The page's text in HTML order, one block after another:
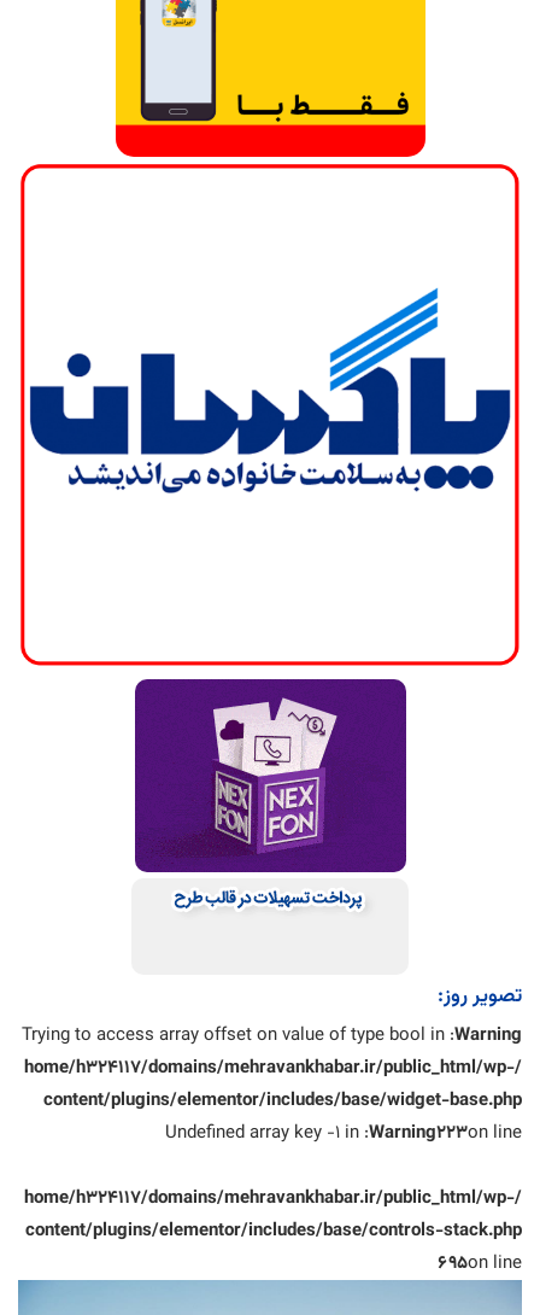
تصویر روز:
Warning
: Trying to access array offset on value of type bool in
/home/h324117/domains/mehravankhabar.ir/public_html/wp-
content/plugins/elementor/includes/base/widget-base.php
on line
223
Warning
: Undefined array key -1 in
/home/h324117/domains/mehravankhabar.ir/public_html/wp-
content/plugins/elementor/includes/base/controls-stack.php
on line
695